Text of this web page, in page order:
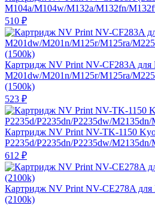
M104a/M104w/M132a/M132fn/
510 ₽
Картридж NV Print NV-CF283A для
M201dw/M201n/M125r/M125ra/
(1500k)
523 ₽
Картридж NV Print NV-TK-1150
P2235d/P2235dn/P2235dw/
612 ₽
Картридж NV Print NV-CE278A для
(2100k)